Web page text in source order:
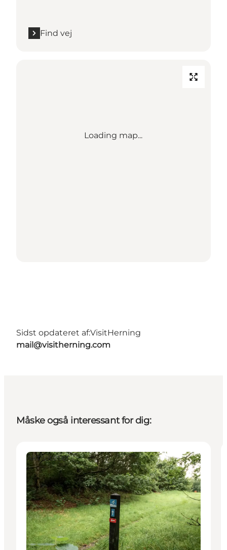
Find vej
Loading map...
Sidst opdateret af:VisitHerning
mail@visitherning.com
Måske også interessant for dig:
Aktiviteter